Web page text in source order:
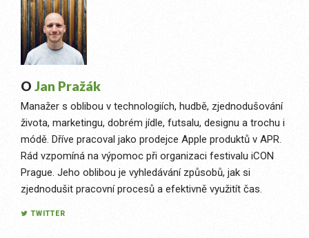
O Jan Pražák
Manažer s oblibou v technologiích, hudbě, zjednodušování
života, marketingu, dobrém jídle, futsalu, designu a trochu i
módě. Dříve pracoval jako prodejce Apple produktů v APR.
Rád vzpomíná na výpomoc při organizaci festivalu iCON
Prague. Jeho oblibou je vyhledávání způsobů, jak si
zjednodušit pracovní procesů a efektivně využitít čas.
TWITTER